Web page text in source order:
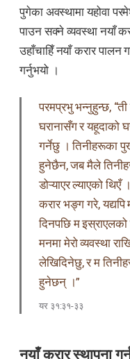
पुगेका अवस्थामा यहोवा
पाउन सक्ने व्यवस्था नयाँ
उहाँचाहिँ नयाँ करार पालन
गर्नुभयो ।
परमप्रभु भन्नुहुन्छ,
घरानासँग र यहूदाको
गर्नेछु । तिनीहरूका
हुनेछैन, जब मैले
डोऱ्याएर ल्याएको
करार भङ्ग गरे, यद्यपि
दिनपछि म इस्राएलको
मनमा मेरो व्यवस्था
लेखिदिनेछु, र म
हुनेछन् ।”
यर ३१:३१-३३
नयाँ करार स्थापना